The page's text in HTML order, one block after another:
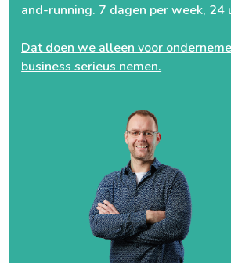
and-running. 7 dagen per week, 24
Dat doen we alleen voor
business serieus nemen.